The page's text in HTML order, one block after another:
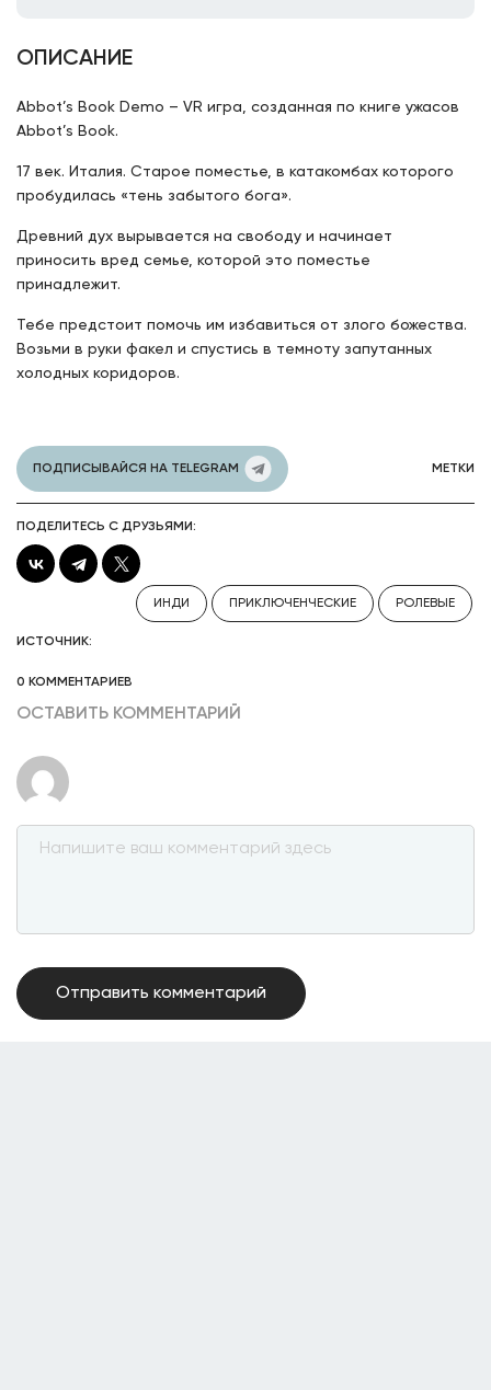
ОПИСАНИЕ
Abbot’s Book Demo – VR игра, созданная по книге ужасов
Abbot’s Book.
17 век. Италия. Старое поместье, в катакомбах которого
пробудилась «тень забытого бога».
Древний дух вырывается на свободу и начинает
приносить вред семье, которой это поместье
принадлежит.
Тебе предстоит помочь им избавиться от злого божества.
Возьми в руки факел и спустись в темноту запутанных
холодных коридоров.
ПОДПИСЫВАЙСЯ НА TELEGRAM МЕТКИ
ПОДЕЛИТЕСЬ С ДРУЗЬЯМИ:
ИНДИ ПРИКЛЮЧЕНЧЕСКИЕ РОЛЕВЫЕ
ИСТОЧНИК:
0 КОММЕНТАРИЕВ
ОСТАВИТЬ КОММЕНТАРИЙ